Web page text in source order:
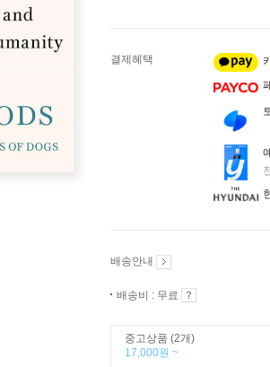
결제혜택
배송안내
배송비 : 무료
중고상품 (2개)
17,000원 ~